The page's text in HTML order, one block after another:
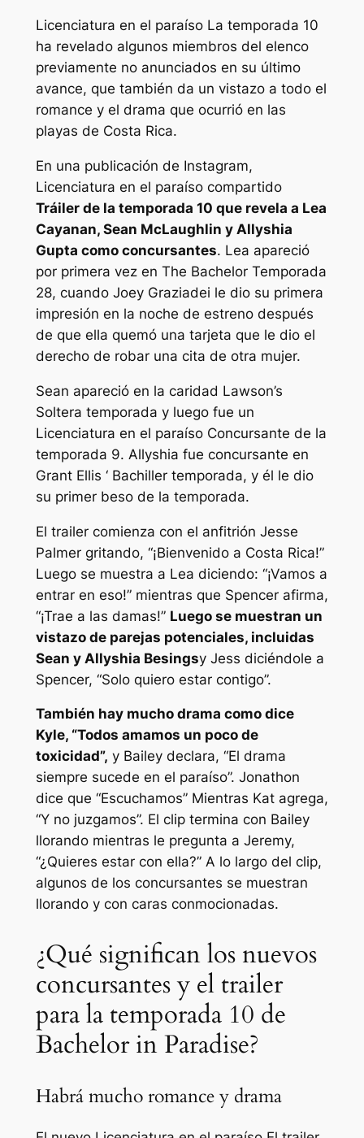
Licenciatura en el paraíso La temporada 10
ha revelado algunos miembros del elenco
previamente no anunciados en su último
avance, que también da un vistazo a todo el
romance y el drama que ocurrió en las
playas de Costa Rica.
En una publicación de Instagram,
Licenciatura en el paraísocompartido
Tráiler de la temporada 10 que revela a Lea
Cayanan, Sean McLaughlin y Allyshia
Gupta como concursantes. Lea apareció
por primera vez en The BachelorTemporada
28, cuando Joey Graziadei le dio su primera
impresión en la noche de estreno después
de que ella quemó una tarjeta que le dio el
derecho de robar una cita de otra mujer.
Sean apareció en la caridad Lawson’s
Soltera temporada y luego fue un
Licenciatura en el paraísoConcursante de la
temporada 9. Allyshia fue concursante en
Grant Ellis ‘ Bachillertemporada, y él le dio
su primer beso de la temporada.
El trailer comienza con el anfitrión Jesse
Palmer gritando, “¡Bienvenido a Costa Rica!”
Luego se muestra a Lea diciendo: “¡Vamos a
entrar en eso!”mientras que Spencer afirma,
“¡Trae a las damas!” Luego se muestran un
vistazo de parejas potenciales, incluidas
Sean y Allyshia Besingsy Jess diciéndole a
Spencer, “Solo quiero estar contigo”.
También hay mucho drama como dice
Kyle, “Todos amamos un poco de
toxicidad”, y Bailey declara, “El drama
siempre sucede en el paraíso”. Jonathon
dice que “Escuchamos”Mientras Kat agrega,
“Y no juzgamos”. El clip termina con Bailey
llorando mientras le pregunta a Jeremy,
“¿Quieres estar con ella?”A lo largo del clip,
algunos de los concursantes se muestran
llorando y con caras conmocionadas.
¿Qué significan los nuevos
concursantes y el trailer
para la temporada 10 de
Bachelor in Paradise?
Habrá mucho romance y drama